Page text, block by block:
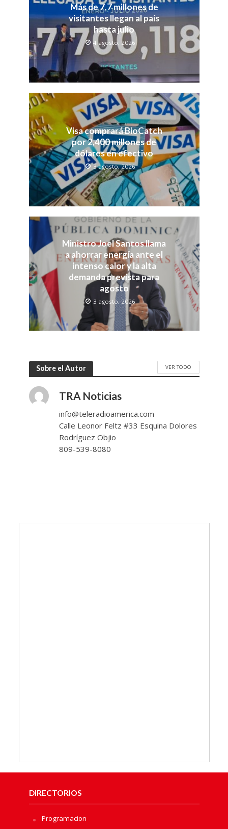
Más de 7,7 millones de
visitantes llegan al país
hasta julio
4 agosto, 2026
Visa comprará BioCatch
por 2,400 millones de
dólares en efectivo
3 agosto, 2026
Ministro Joel Santos llama
a ahorrar energía ante el
intenso calor y la alta
demanda prevista para
agosto
3 agosto, 2026
Sobre el Autor VER TODO
TRA Noticias
info@teleradioamerica.com
Calle Leonor Feltz #33 Esquina Dolores
Rodríguez Objio
809-539-8080
DIRECTORIOS
Programacion